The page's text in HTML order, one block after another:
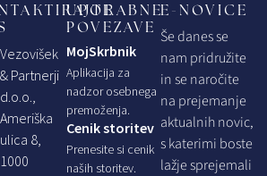
Vezovišek
& Partnerji
d.o.o.,
Ameriška
ulica 8,
1000
UPORABNE
POVEZAVE
MojSkrbnik
Aplikacija za
nadzor osebnega
premoženja.
Cenik storitev
Prenesite si cenik
naših storitev.
E-NOVICE
Še danes se
nam pridružite
in se naročite
na prejemanje
aktualnih novic,
s katerimi boste
lažje sprejemali